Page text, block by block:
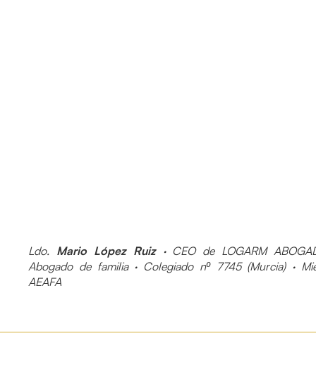
Ldo. Mario López Ruiz· CEO de LOGARM
Abogado de familia · Colegiado nº 7745 (Murcia) ·
AEAFA